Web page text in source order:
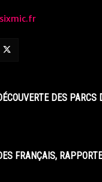
DES
FRANÇAIS,